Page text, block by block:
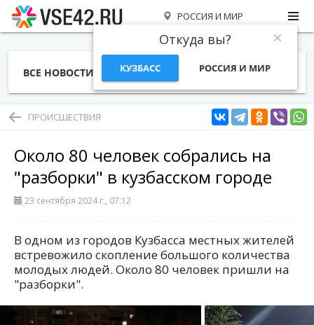
РОССИЯ И МИР
Откуда вы?
КУЗБАСС РОССИЯ И МИР
ВСЕ НОВОСТИ СТАТЬИ ТЕМЫ ФОТО
ПРОИСШЕСТВИЯ
Около 80 человек собрались на
"разборки" в кузбасском городе
23 сентября 2024 г., 07:12
В одном из городов Кузбасса местных жителей
встревожило скопление большого количества
молодых людей. Около 80 человек пришли на
"разборки".